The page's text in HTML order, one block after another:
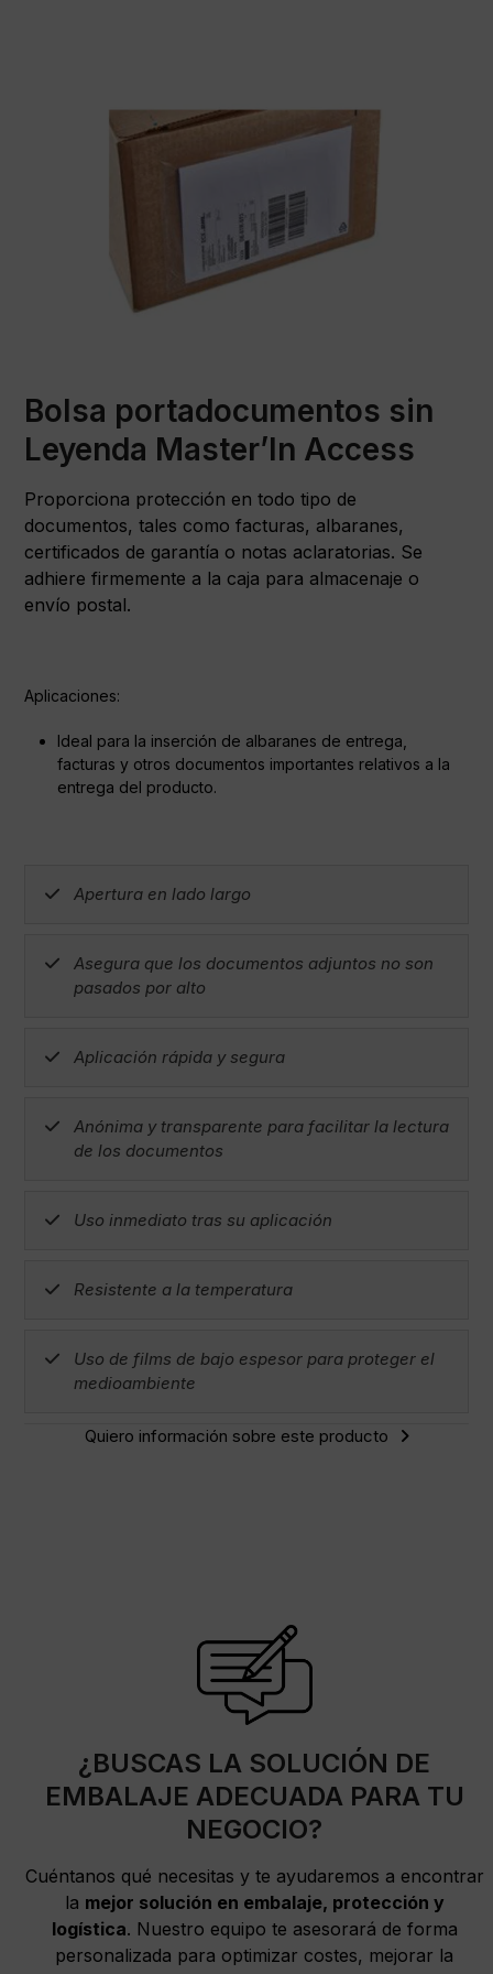
Bolsa portadocumentos sin
Leyenda Master’In Access
Proporciona protección en todo tipo de
documentos, tales como facturas, albaranes,
certificados de garantía o notas aclaratorias. Se
adhiere firmemente a la caja para almacenaje o
envío postal.
Aplicaciones:
Ideal para la inserción de albaranes de entrega,
facturas y otros documentos importantes relativos a la
entrega del producto.
Apertura en lado largo
Asegura que los documentos adjuntos no son
pasados por alto
Aplicación rápida y segura
Anónima y transparente para facilitar la lectura
de los documentos
Uso inmediato tras su aplicación
Resistente a la temperatura
Uso de films de bajo espesor para proteger el
medioambiente
Quiero información sobre este producto
¿BUSCAS LA SOLUCIÓN DE
EMBALAJE ADECUADA PARA TU
NEGOCIO?
Cuéntanos qué necesitas y te ayudaremos a encontrar
la mejor solución en embalaje, protección y
logística. Nuestro equipo te asesorará de forma
personalizada para optimizar costes, mejorar la